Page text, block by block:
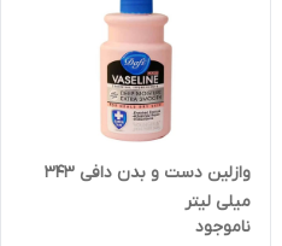
وازلین دست و بدن دافی 343
میلی لیتر
ناموجود